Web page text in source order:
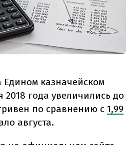
Едином казначейском
2018 года увеличились до
по сравнению с 1,99
августа.